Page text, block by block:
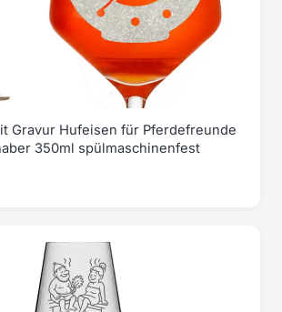
Gravur Hufeisen für Pferdefreunde
350ml spülmaschinenfest